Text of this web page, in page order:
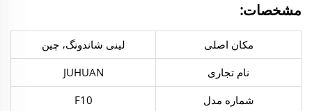
مشخصات:
مکان اصلی
لینی شاندونگ، چین
نام تجاری
JUHUAN
شماره مدل
F10